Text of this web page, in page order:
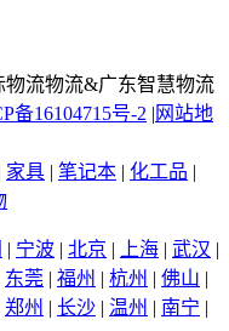
物流物流&广东智慧物流
备16104715号-2 | 网站地
家具 | 笔记本 | 化工品 |
| 宁波 | 北京 | 上海 | 武汉 |
东莞 | 福州 | 杭州 | 佛山 |
郑州 | 长沙 | 温州 | 南宁 |